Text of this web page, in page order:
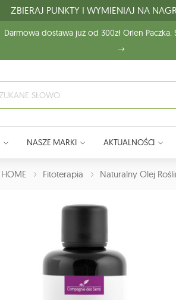
ZBIERAJ PUNKTY I WYMIENIAJ NA
Darmowa dostawa już od 300zł Orlen Paczka.
NASZE MARKI AKTUALNOŚCI
HOME Fitoterapia Naturalny Olej